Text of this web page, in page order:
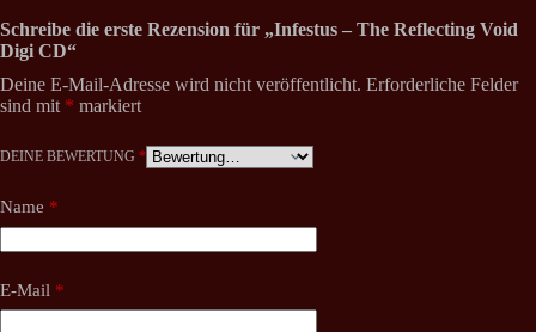
Schreibe die erste Rezension für „Infestus – The Reflecting Void
Digi CD“
Deine E-Mail-Adresse wird nicht veröffentlicht. Erforderliche Felder
sind mit * markiert
DEINE BEWERTUNG *
Name *
E-Mail *